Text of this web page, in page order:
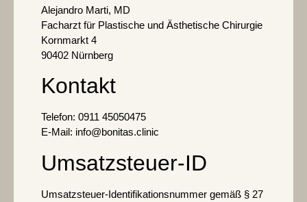
Alejandro Marti, MD
Facharzt für Plastische und Ästhetische Chirurgie
Kornmarkt 4
90402 Nürnberg
Kontakt
Telefon: 0911 45050475
E-Mail: info@bonitas.clinic
Umsatzsteuer-ID
Umsatzsteuer-Identifikationsnummer gemäß § 27